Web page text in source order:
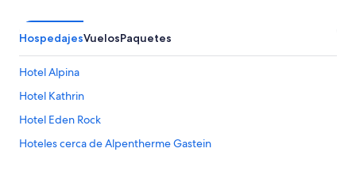
HospedajesVuelosPaquetes
Hotel Alpina
Hotel Kathrin
Hotel Eden Rock
Hoteles cerca de Alpentherme Gastein